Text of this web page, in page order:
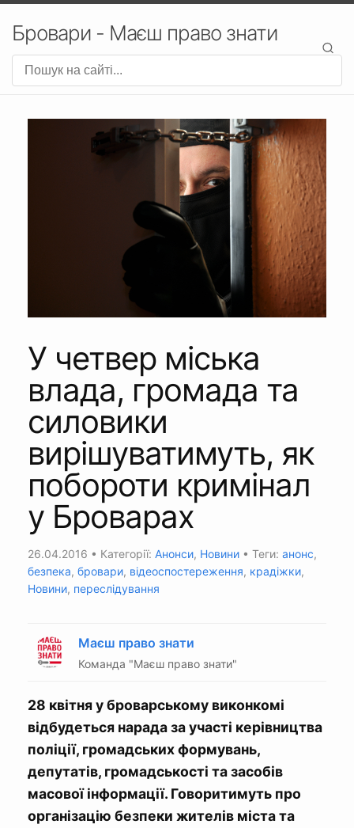
Бровари - Маєш право знати
У четвер міська
влада, громада та
силовики
вирішуватимуть, як
побороти кримінал
у Броварах
26.04.2016 • Категорії: Анонси, Новини • Теги: анонс,
безпека, бровари, відеоспостереження, крадіжки,
Новини, переслідування
Маєш право знати
Команда "Маєш право знати"
28 квітня у броварському виконкомі
відбудеться нарада за участі керівництва
поліції, громадських формувань,
депутатів, громадськості та засобів
масової інформації. Говоритимуть про
організацію безпеки жителів міста та